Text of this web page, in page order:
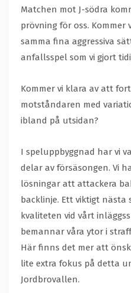
Matchen mot J-södra
prövning för oss. Kommer
samma fina aggressiva
anfallsspel som vi gjort
Kommer vi klara av att
motståndaren med
ibland på utsidan?
I speluppbyggnad har vi
delar av försäsongen. Vi
lösningar att attackera
backlinje. Ett viktigt nästa
kvaliteten vid vårt
bemannar våra ytor i
Här finns det mer att
lite extra fokus på detta
Jordbrovallen.